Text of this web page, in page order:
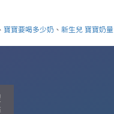
寶寶要喝多少奶 、新生兒 寶寶奶量